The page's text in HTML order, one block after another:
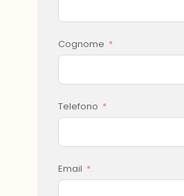
Cognome
Telefono
Email